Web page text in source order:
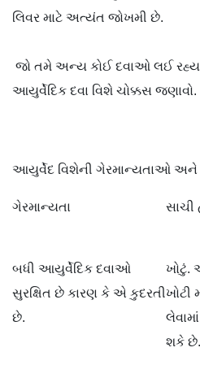
લિવર માટે અત્યંત જોખમી છે.
જો તમે અન્ય કોઈ દવાઓ લઈ રહ્યા
આયુર્વેદિક દવા વિશે ચોક્કસ જણાવો.
આયુર્વેદ વિશેની ગેરમાન્યતાઓ અને
ગેરમાન્યતા સાચી
બધી આયુર્વેદિક દવાઓ
સુરક્ષિત છે કારણ કે એ કુદરતી
છે.
ખોટું.
ખોટી
શકે છે.